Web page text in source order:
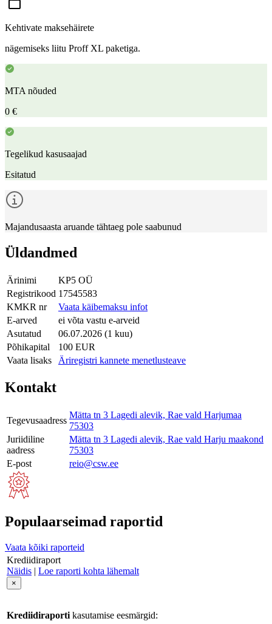
Kehtivate maksehäirete
nägemiseks liitu Proff XL paketiga.
MTA nõuded
0 €
Tegelikud kasusaajad
Esitatud
Majandusaasta aruande tähtaeg pole saabunud
Üldandmed
Ärinimi
KP5 OÜ
Registrikood 17545583
KMKR nr
Vaata käibemaksu infot
E-arved
ei võta vastu e-arveid
Asutatud
06.07.2026 (1 kuu)
Põhikapital
100 EUR
Vaata lisaks
Äriregistri kannete menetlusteave
Kontakt
Tegevusaadress
Mätta tn 3 Lagedi alevik, Rae vald Harjumaa
75303
Juriidiline
aadress
Mätta tn 3 Lagedi alevik, Rae vald Harju maakond
75303
E-post
reio@csw.ee
Populaarseimad raportid
Vaata kõiki raporteid
Krediidiraport
Näidis | Loe raporti kohta lähemalt
×
Krediidiraporti kasutamise eesmärgid: